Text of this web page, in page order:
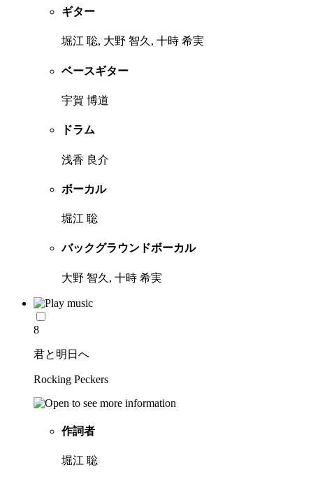
ギター
堀江 聡, 大野 智久, 十時 希実
ベースギター
宇賀 博道
ドラム
浅香 良介
ボーカル
堀江 聡
バックグラウンドボーカル
大野 智久, 十時 希実
8
君と明日へ
Rocking Peckers
作詞者
堀江 聡